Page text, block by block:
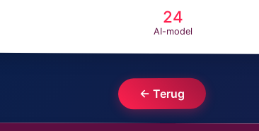
24
AI-model
← Terug